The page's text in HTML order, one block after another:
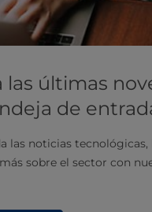
las últimas
de
las noticias tecnológicas,
sobre el sector con